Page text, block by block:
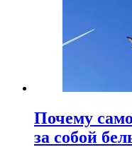
Почему
за собой